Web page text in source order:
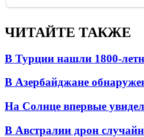
ЧИТАЙТЕ ТАКЖЕ
В Турции нашли 1800-
В Азербайджане
На Солнце впервые
В Австралии дрон